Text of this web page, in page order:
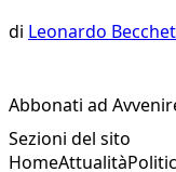
di Leonardo
Abbonati ad
Sezioni del sito
HomeAttualità